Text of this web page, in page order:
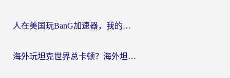
人在美国玩BanG加速器，我的延迟终于绿了
海外玩坦克世界总卡顿？海外坦克世界加速器有哪些？实测好用的选择在这里